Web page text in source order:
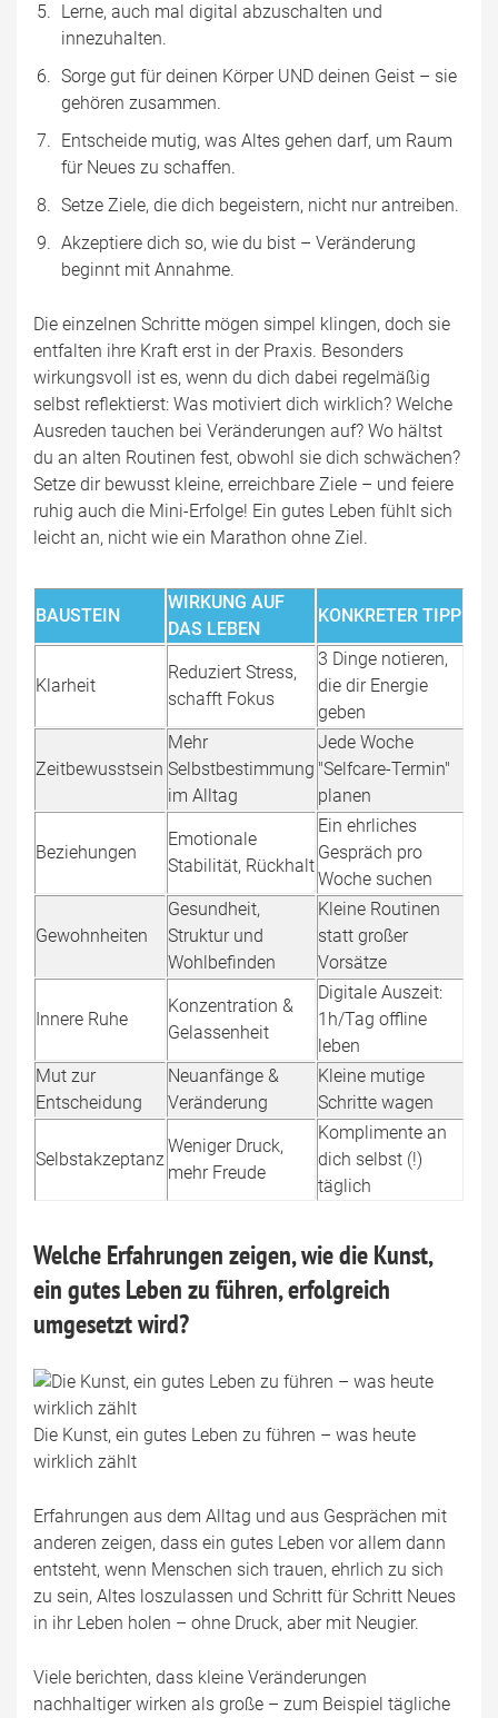
Lerne, auch mal digital abzuschalten und
innezuhalten.
Sorge gut für deinen Körper UND deinen Geist – sie
gehören zusammen.
Entscheide mutig, was Altes gehen darf, um Raum
für Neues zu schaffen.
Setze Ziele, die dich begeistern, nicht nur antreiben.
Akzeptiere dich so, wie du bist – Veränderung
beginnt mit Annahme.
Die einzelnen Schritte mögen simpel klingen, doch sie
entfalten ihre Kraft erst in der Praxis. Besonders
wirkungsvoll ist es, wenn du dich dabei regelmäßig
selbst reflektierst: Was motiviert dich wirklich? Welche
Ausreden tauchen bei Veränderungen auf? Wo hältst
du an alten Routinen fest, obwohl sie dich schwächen?
Setze dir bewusst kleine, erreichbare Ziele – und feiere
ruhig auch die Mini-Erfolge! Ein gutes Leben fühlt sich
leicht an, nicht wie ein Marathon ohne Ziel.
BAUSTEIN
WIRKUNG AUF
DAS LEBEN
KONKRETER TIPP
Klarheit
Reduziert Stress,
schafft Fokus
3 Dinge notieren,
die dir Energie
geben
Zeitbewusstsein
Mehr
Selbstbestimmung
im Alltag
Jede Woche
"Selfcare-Termin"
planen
Beziehungen
Emotionale
Stabilität, Rückhalt
Ein ehrliches
Gespräch pro
Woche suchen
Gewohnheiten
Gesundheit,
Struktur und
Wohlbefinden
Kleine Routinen
statt großer
Vorsätze
Innere Ruhe
Konzentration &
Gelassenheit
Digitale Auszeit:
1h/Tag offline
leben
Mut zur
Entscheidung
Neuanfänge &
Veränderung
Kleine mutige
Schritte wagen
Selbstakzeptanz
Weniger Druck,
mehr Freude
Komplimente an
dich selbst (!)
täglich
Welche Erfahrungen zeigen, wie die Kunst,
ein gutes Leben zu führen, erfolgreich
umgesetzt wird?
Die Kunst, ein gutes Leben zu führen – was heute
wirklich zählt
Erfahrungen aus dem Alltag und aus Gesprächen mit
anderen zeigen, dass ein gutes Leben vor allem dann
entsteht, wenn Menschen sich trauen, ehrlich zu sich
zu sein, Altes loszulassen und Schritt für Schritt Neues
in ihr Leben holen – ohne Druck, aber mit Neugier.
Viele berichten, dass kleine Veränderungen
nachhaltiger wirken als große – zum Beispiel tägliche